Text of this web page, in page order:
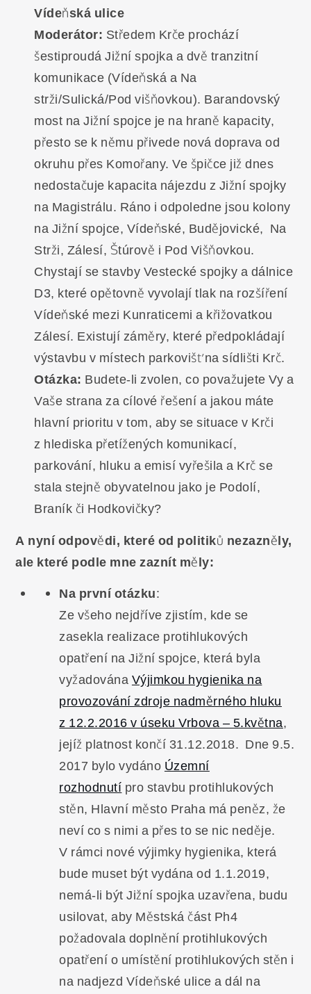
Vídeňská ulice
Moderátor: Středem Krče prochází
šestiproudá Jižní spojka a dvě tranzitní
komunikace (Vídeňská a Na
strži/Sulická/Pod višňovkou). Barandovský
most na Jižní spojce je na hraně kapacity,
přesto se k němu přivede nová doprava od
okruhu přes Komořany. Ve špičce již dnes
nedostačuje kapacita nájezdu z Jižní spojky
na Magistrálu. Ráno i odpoledne jsou kolony
na Jižní spojce, Vídeňské, Budějovické, Na
Strži, Zálesí, Štúrově i Pod Višňovkou.
Chystají se stavby Vestecké spojky a dálnice
D3, které opětovně vyvolají tlak na rozšíření
Vídeňské mezi Kunraticemi a křižovatkou
Zálesí. Existují záměry, které předpokládají
výstavbu v místech parkovišť na sídlišti Krč.
Otázka: Budete-li zvolen, co považujete Vy a
Vaše strana za cílové řešení a jakou máte
hlavní prioritu v tom, aby se situace v Krči
z hlediska přetížených komunikací,
parkování, hluku a emisí vyřešila a Krč se
stala stejně obyvatelnou jako je Podolí,
Braník či Hodkovičky?
A nyní odpovědi, které od politiků nezazněly,
ale které podle mne zaznít měly:
Na první otázku:
Ze všeho nejdříve zjistím, kde se
zasekla realizace protihlukových
opatření na Jižní spojce, která byla
vyžadována Výjimkou hygienika na
provozování zdroje nadměrného hluku
z 12.2.2016 v úseku Vrbova – 5.května,
jejíž platnost končí 31.12.2018. Dne 9.5.
2017 bylo vydáno Územní
rozhodnutí pro stavbu protihlukových
stěn, Hlavní město Praha má peněz, že
neví co s nimi a přes to se nic neděje.
V rámci nové výjimky hygienika, která
bude muset být vydána od 1.1.2019,
nemá-li být Jižní spojka uzavřena, budu
usilovat, aby Městská část Ph4
požadovala doplnění protihlukových
opatření o umístění protihlukových stěn i
na nadjezd Vídeňské ulice a dál na